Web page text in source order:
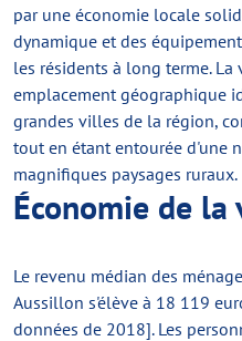
par une économie locale
dynamique et des
les résidents à long terme.
emplacement géographique
grandes villes de la région,
tout en étant entourée d'une
magnifiques paysages ruraux.
Économie de
Le revenu médian des
Aussillon s'élève à 18 119
données de 2018]. Les